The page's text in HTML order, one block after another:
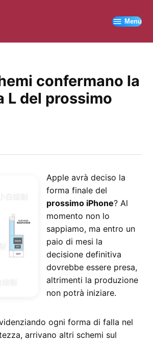
Menu
confermano la
L del prossimo
Apple avrà deciso la
forma finale del
prossimo iPhone? Al
momento non lo
sappiamo, ma entro un
paio di mesi la
decisione definitiva
dovrebbe essere presa,
altrimenti la produzione
non potrà iniziare.
ogni forma di falla nel
arrivano altri schemi sul